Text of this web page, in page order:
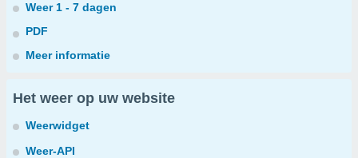
Weer 1 - 7 dagen
PDF
Meer informatie
Het weer op uw website
Weerwidget
Weer-API